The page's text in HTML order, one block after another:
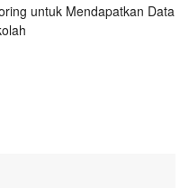
untuk Mendapatkan Data